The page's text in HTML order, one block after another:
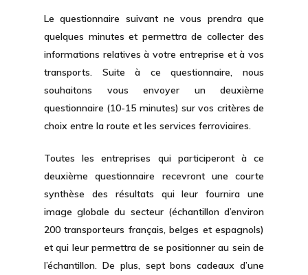
Le questionnaire suivant ne vous prendra que
quelques minutes et permettra de collecter des
informations relatives à votre entreprise et à vos
transports. Suite à ce questionnaire, nous
souhaitons vous envoyer un deuxième
questionnaire (10-15 minutes) sur vos critères de
choix entre la route et les services ferroviaires.
Toutes les entreprises qui participeront à ce
deuxième questionnaire recevront une courte
synthèse des résultats qui leur fournira une
image globale du secteur (échantillon d’environ
200 transporteurs français, belges et espagnols)
et qui leur permettra de se positionner au sein de
l’échantillon. De plus, sept bons cadeaux d’une